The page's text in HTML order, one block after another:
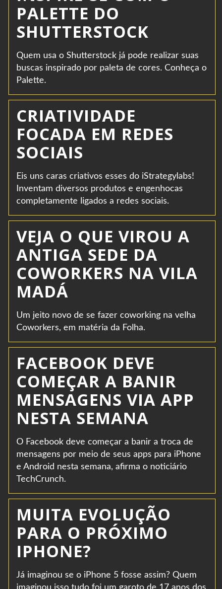
PALETTE DO
SHUTTERSTOCK
Quem usa o Shutterstock já pode realizar suas
buscas inspirado por paleta de cores. Conheça o
Palette.
CRIATIVIDADE
FOCADA EM REDES
SOCIAIS
Eis uns caras criativos esses do iStrategylabs!
Inventam diversos produtos e engenhocas
completamente ligados a redes sociais.
VEJA O QUE VIROU A
ANTIGA SEDE DA
COWORKERS NA VILA
MADÁ
Um jeito novo de se fazer coworking na velha
Coworkers, em matéria da Folha.
FACEBOOK DEVE
COMEÇAR A BANIR
MENSAGENS VIA APP
NESTA SEMANA
O Facebook deve começar a banir a troca de
mensagens por meio de seus apps para iPhone
e Android nesta semana, afirma o noticiário
TechCrunch.
MUITA EVOLUÇÃO
PARA O PRÓXIMO
IPHONE?
Já imaginou se o iPhone 5 fosse assim? Quem